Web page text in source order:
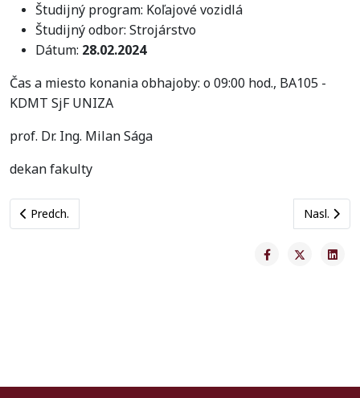
Študijný program: Koľajové vozidlá
Študijný odbor: Strojárstvo
Dátum: 28.02.2024
Čas a miesto konania obhajoby: o 09:00 hod., BA105 -
KDMT SjF UNIZA
prof. Dr. Ing. Milan Sága
dekan fakulty
Previous article: Avízo: Bulletin SAIA 2/2024 bol zverejnený na
Predch. Next
Nasl.